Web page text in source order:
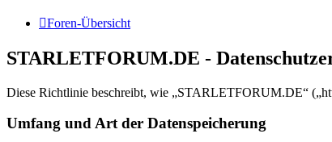
Foren-Übersicht
STARLETFORUM.DE -
Diese Richtlinie beschreibt, wie „STARLETFORUM.DE“
Umfang und Art der Datenspeicherung